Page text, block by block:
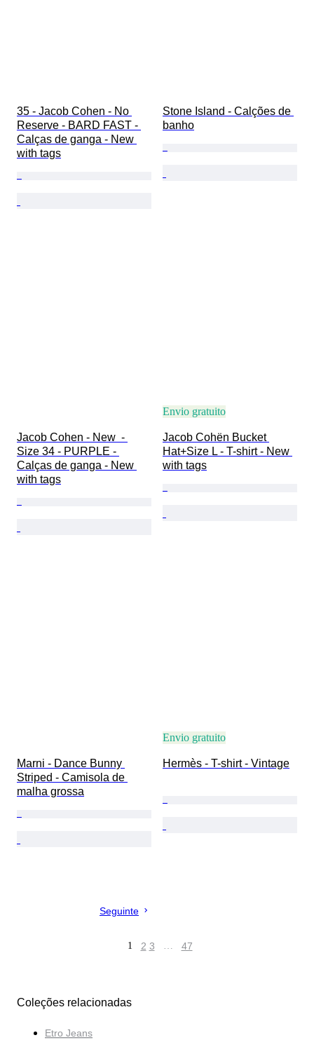
35 - Jacob Cohen - No
Reserve - BARD FAST -
Calças de ganga - New
with tags
Stone Island - Calções de
banho
Jacob Cohen - New  -
Size 34 - PURPLE -
Calças de ganga - New
with tags
Envio gratuito
Jacob Cohën Bucket
Hat+Size L - T-shirt - New
with tags
Marni - Dance Bunny
Striped - Camisola de
malha grossa
Envio gratuito
Hermès - T-shirt - Vintage
Seguinte
1 2 3 … 47
Coleções relacionadas
Etro Jeans